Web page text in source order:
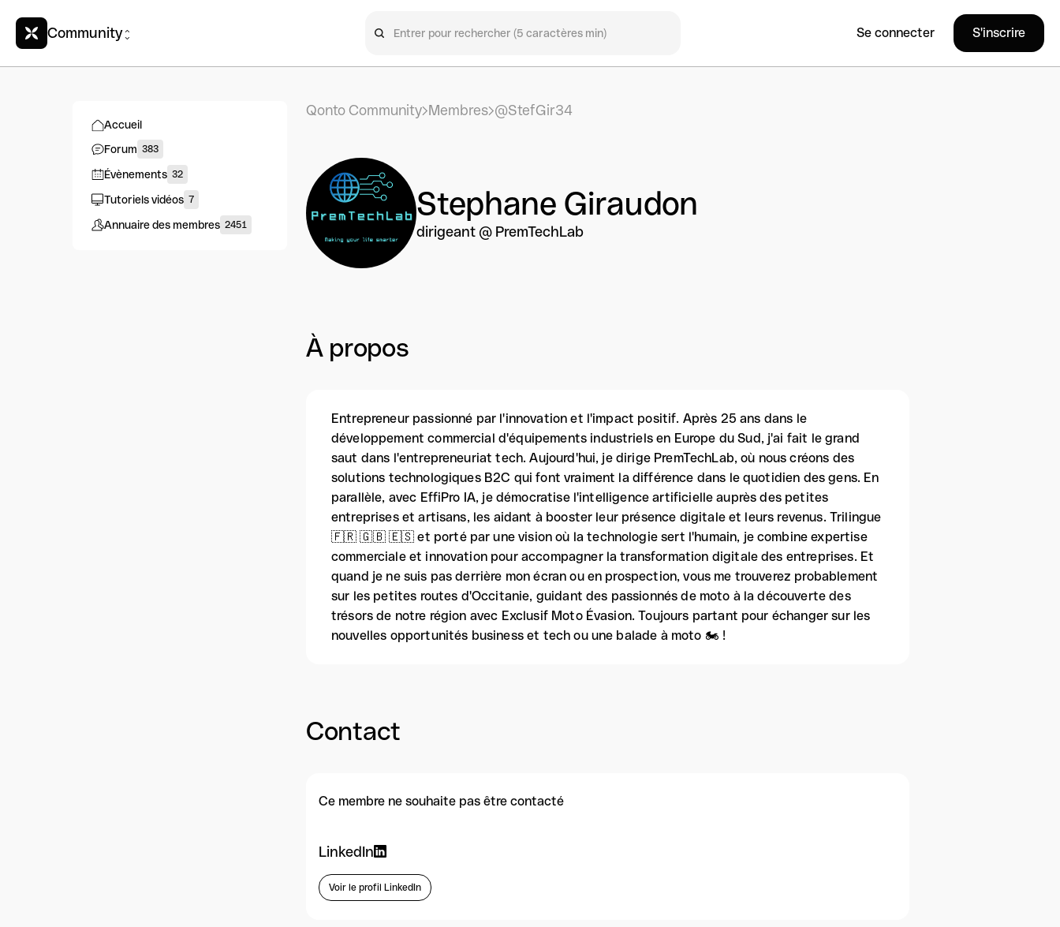
Community Se connecter S'inscrire
Accueil
Forum 383
Évènements 32
Tutoriels vidéos 7
Annuaire des membres 2451
Qonto Community Membres @StefGir34
Stephane Giraudon
dirigeant @ PremTechLab
À propos
Entrepreneur passionné par l'innovation et l'impact positif. Après 25 ans dans le
développement commercial d'équipements industriels en Europe du Sud, j'ai fait le grand
saut dans l'entrepreneuriat tech. Aujourd'hui, je dirige PremTechLab, où nous créons des
solutions technologiques B2C qui font vraiment la différence dans le quotidien des gens. En
parallèle, avec EffiPro IA, je démocratise l'intelligence artificielle auprès des petites
entreprises et artisans, les aidant à booster leur présence digitale et leurs revenus. Trilingue
🇫🇷 🇬🇧 🇪🇸 et porté par une vision où la technologie sert l'humain, je combine expertise
commerciale et innovation pour accompagner la transformation digitale des entreprises. Et
quand je ne suis pas derrière mon écran ou en prospection, vous me trouverez probablement
sur les petites routes d'Occitanie, guidant des passionnés de moto à la découverte des
trésors de notre région avec Exclusif Moto Évasion. Toujours partant pour échanger sur les
nouvelles opportunités business et tech ou une balade à moto 🏍️ !
Contact
Ce membre ne souhaite pas être contacté
LinkedIn
Voir le profil LinkedIn